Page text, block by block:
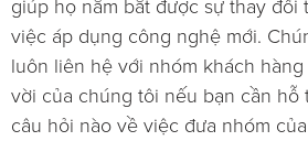
giúp họ nắm bắt được sự thay đổi
việc áp dụng công nghệ mới.
luôn liên hệ với nhóm khách
vời của chúng tôi nếu bạn cần hỗ
câu hỏi nào về việc đưa nhóm